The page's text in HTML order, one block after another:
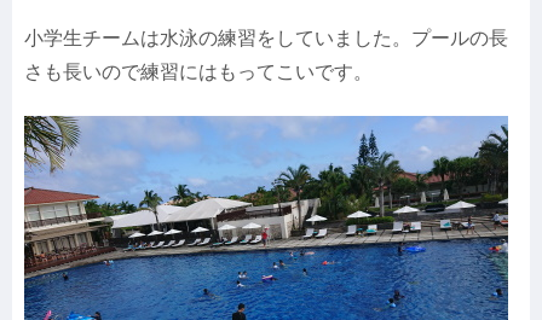
小学生チームは水泳の練習をしていました。プールの長
さも長いので練習にはもってこいです。